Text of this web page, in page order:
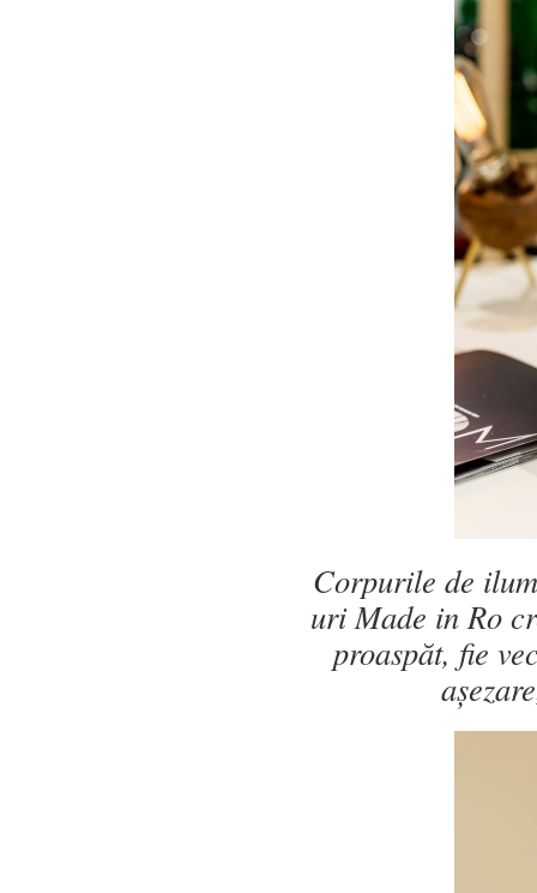
Corpurile de
uri Made in Ro
proaspăt, fie